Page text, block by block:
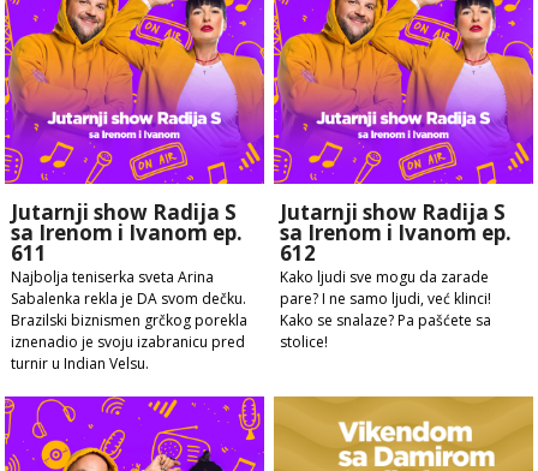
Jutarnji show Radija S
sa Irenom i Ivanom ep.
611
Najbolja teniserka sveta Arina
Sabalenka rekla je DA svom dečku.
Brazilski biznismen grčkog porekla
iznenadio je svoju izabranicu pred
turnir u Indian Velsu.
Jutarnji show Radija S
sa Irenom i Ivanom ep.
612
Kako ljudi sve mogu da zarade
pare? I ne samo ljudi, već klinci!
Kako se snalaze? Pa pašćete sa
stolice!